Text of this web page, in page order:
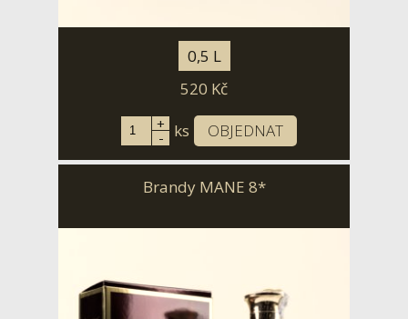
0,5 L
520 Kč
+
- ks OBJEDNAT
Brandy MANE 8*